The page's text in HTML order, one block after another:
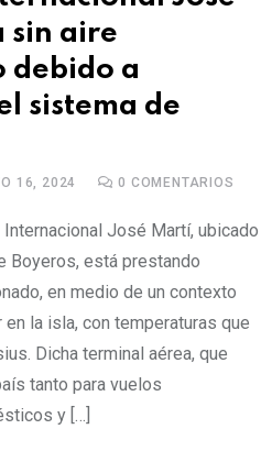
sin aire
debido a
sistema de
16, 2024 0 COMENTARIOS
José Martí, ubicado
Boyeros, está prestando
en medio de un contexto
la isla, con temperaturas que
Dicha terminal aérea, que
tanto para vuelos
y […]